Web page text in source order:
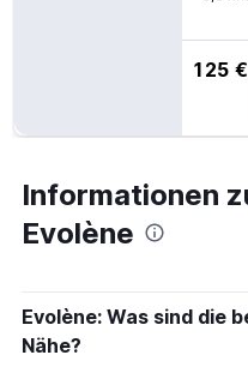
125 €
Informationen
Evolène
Evolène: Was sind die
Nähe?